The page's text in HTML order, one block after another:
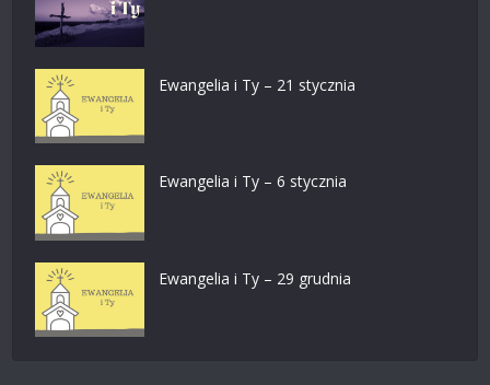
Ewangelia i Ty – 21 stycznia
Ewangelia i Ty – 6 stycznia
Ewangelia i Ty – 29 grudnia